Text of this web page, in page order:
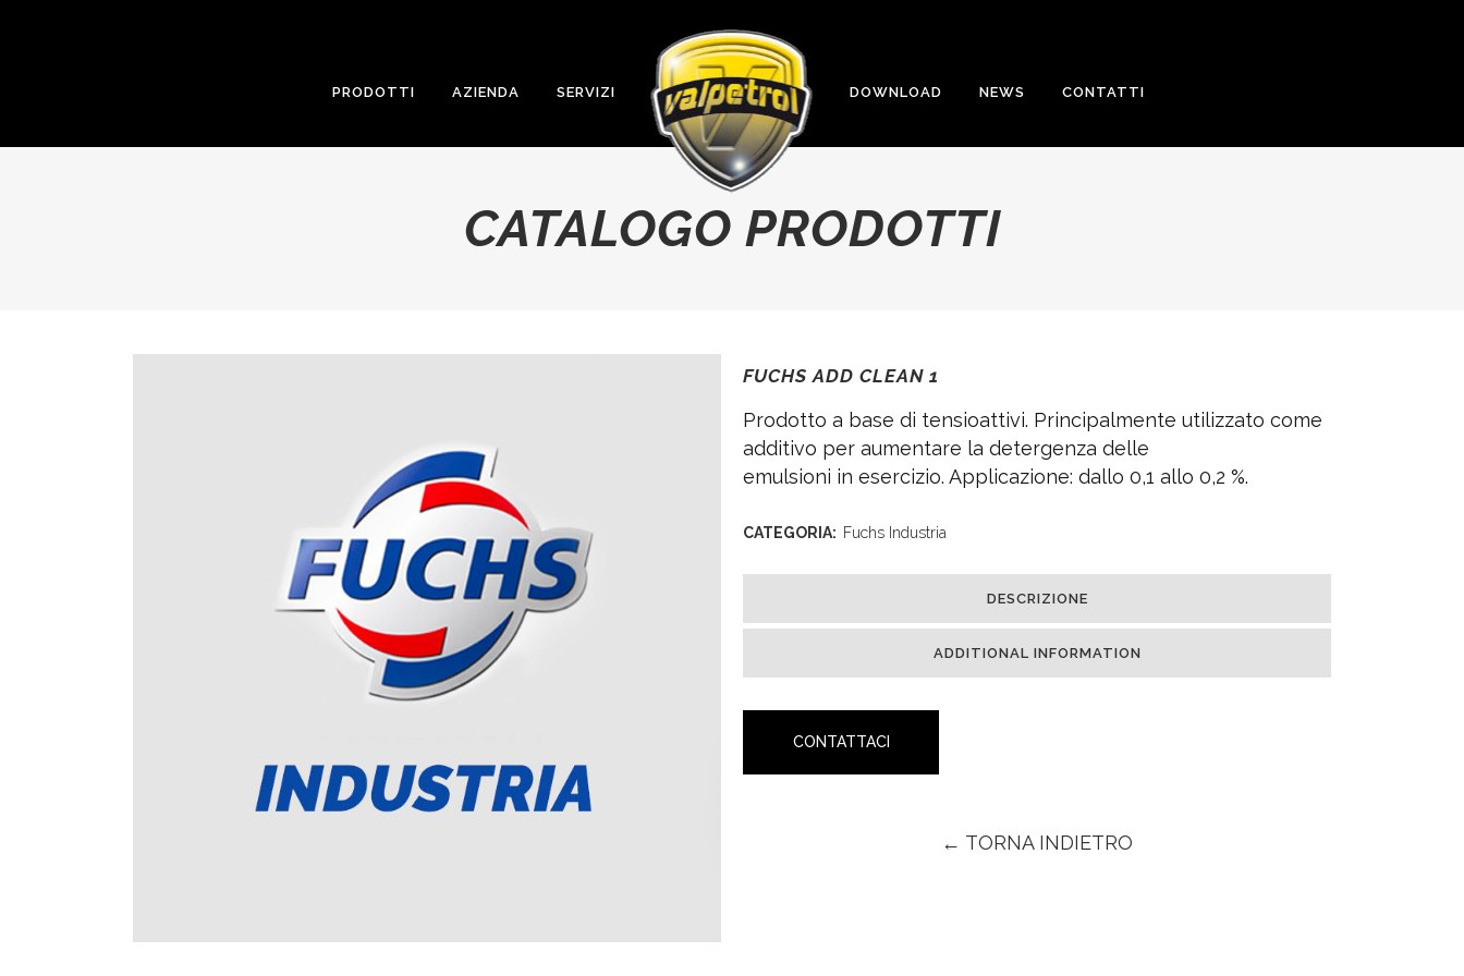
PRODOTTI AZIENDA SERVIZI DOWNLOAD NEWS CONTATTI
CATALOGO PRODOTTI
FUCHS ADD CLEAN 1
Prodotto a base di tensioattivi. Principalmente utilizzato come
additivo per aumentare la detergenza delle
emulsioni in esercizio. Applicazione: dallo 0,1 allo 0,2 %.
CATEGORIA: Fuchs Industria
DESCRIZIONE
ADDITIONAL INFORMATION
CONTATTACI
← TORNA INDIETRO